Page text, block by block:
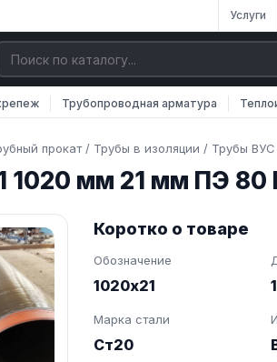
Услуги
Трубопроводная арматура
прокат / Трубы в изоляции / Трубы ВУС
1020 мм 21 мм ПЭ
Коротко о товаре
Обозначение
1020х21
Марка стали
Ст20
×
вам
обратную